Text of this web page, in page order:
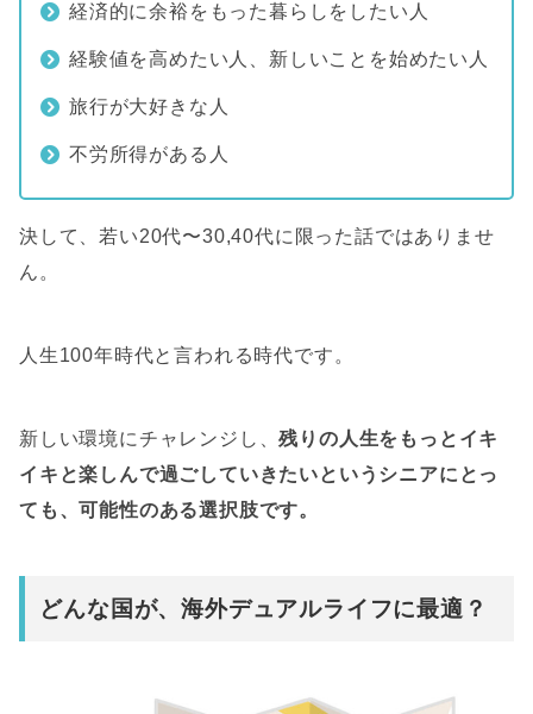
経済的に余裕をもった暮らしをしたい人
経験値を高めたい人、新しいことを始めたい人
旅行が大好きな人
不労所得がある人
決して、若い20代〜30,40代に限った話ではありませ
ん 。
人生100年時代と言われる時代です。
新しい環境にチャレンジし、残りの人生をもっとイキ
イキと楽しんで過ごしていきたいというシニアにとっ
ても、可能性のある選択肢です。
どんな国が、海外デュアルライフに最適？